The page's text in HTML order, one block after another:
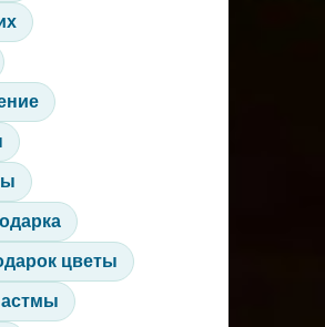
цветы